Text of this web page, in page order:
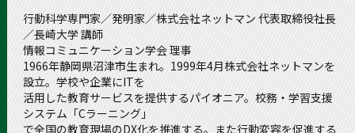
行動科学専門家／発明家／株式会社ネットマン 代表取締役社長
／長崎大学 講師
情報コミュニケーション学会 理事
1966年静岡県沼津市生まれ。1999年4月株式会社ネットマンを
設立。学校や企業にITを
活用した教育サービスを提供するパイオニア。校務・学習支援
システム「Cラーニング」
で全国の教育現場のDX化を推進する。また行動変容を促進する